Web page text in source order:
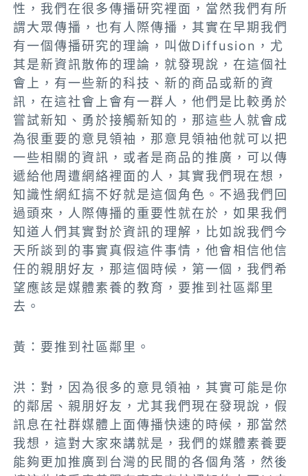
性，我們在很多傳播研究裡面，當然我們有所
謂大眾傳播，也有人際傳播 ，其實在早期我們
有一個傳播研究的理論，叫做Diffusion ，尤
其是新資訊散佈的理論，就發現說，在這個社
會上，有一些新的科技、新的商品或新的資
訊，在這社會上會有一群人，他們是比較勇於
嘗試新知、勇於接觸新知的，那這些人就會成
為很重要的意見領袖，那意見領袖他就可以把
一些相關的資訊，或者是商品的推廣，可以傳
遞給他周遭網絡裡面的人，其實我們現在想，
知識性網紅搞不好就是這個角色 。不過我們回
過頭來， 人際傳播的重要性就在於，如果我們
知道人們其實對於資訊的理解，比如說我們今
天所談到的事實真假這件事情，他會相信他信
任的親朋好友，那這個時候，第一個，我們希
望應該是媒體素養的教育，要推到社區鄰里
去。
黃：要推到社區鄰里。
洪：對，因為很多的意見領袖，其實可能是你
的鄰居、親朋好友 ，尤其我們現在發現說，假
訊息在社群媒體上面傳播快速的時候，那當然
我想，這對大家來講就是， 我們的媒體素養要
能夠更加推廣到台灣的民間的各個角落，然後